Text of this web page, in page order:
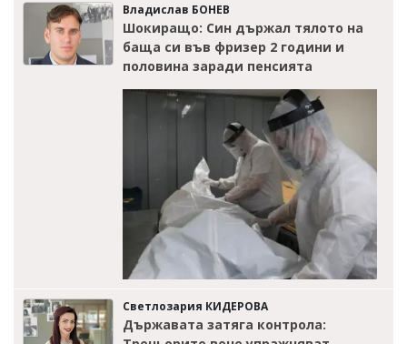
Владислав БОНЕВ
Шокиращо: Син държал тялото на
баща си във фризер 2 години и
половина заради пенсията
Светлозария КИДЕРОВА
Държавата затяга контрола: